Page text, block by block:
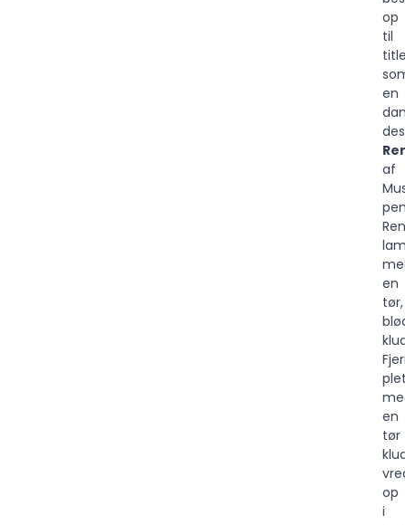
op
til
en
af
en
tør,
en
tør
op
i